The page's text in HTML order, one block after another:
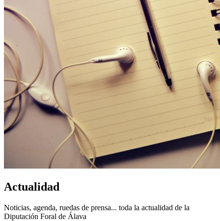
Actualidad
Noticias, agenda, ruedas de prensa... toda la actualidad de la
Diputación Foral de Álava